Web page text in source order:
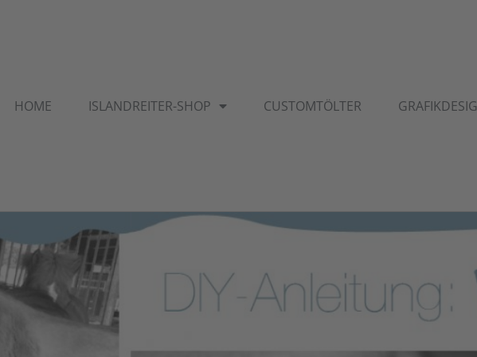
HOME ISLANDREITER-SHOP CUSTOMTÖLTER